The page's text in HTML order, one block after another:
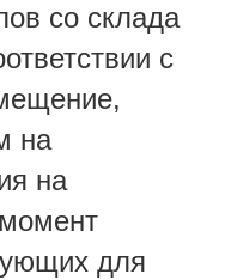
со склада
с
на
на
для